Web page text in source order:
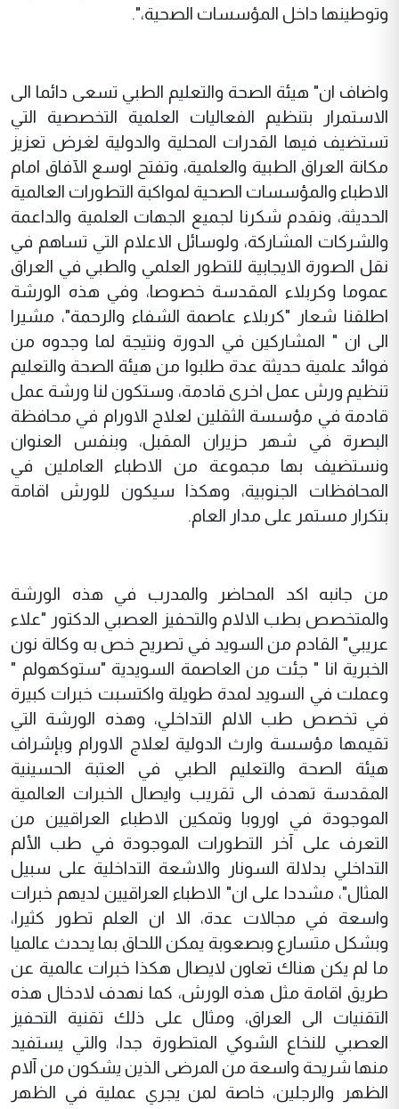
وتوطينها داخل المؤسسات الصحية،".
واضاف ان" هيئة الصحة والتعليم الطبي تسعى دائما الى
الاستمرار بتنظيم الفعاليات العلمية التخصصية التي
تستضيف فيها القدرات المحلية والدولية لغرض تعزيز
مكانة العراق الطبية والعلمية، وتفتح اوسع الآفاق امام
الاطباء والمؤسسات الصحية لمواكبة التطورات العالمية
الحديثة، ونقدم شكرنا لجميع الجهات العلمية والداعمة
والشركات المشاركة، ولوسائل الاعلام التي تساهم في
نقل الصورة الايجابية للتطور العلمي والطبي في العراق
عموما وكربلاء المقدسة خصوصا، وفي هذه الورشة
اطلقنا شعار "كربلاء عاصمة الشفاء والرحمة"، مشيرا
الى ان " المشاركين في الدورة ونتيجة لما وجدوه من
فوائد علمية حديثة عدة طلبوا من هيئة الصحة والتعليم
تنظيم ورش عمل اخرى قادمة، وستكون لنا ورشة عمل
قادمة في مؤسسة الثقلين لعلاج الاورام في محافظة
البصرة في شهر حزيران المقبل، وبنفس العنوان
ونستضيف بها مجموعة من الاطباء العاملين في
المحافظات الجنوبية، وهكذا سيكون للورش اقامة
بتكرار مستمر على مدار العام.
من جانبه اكد المحاضر والمدرب في هذه الورشة
والمتخصص بطب الالام والتحفيز العصبي الدكتور "علاء
عريبي" القادم من السويد في تصريح خص به وكالة نون
الخبرية انا " جئت من العاصمة السويدية "ستوكهولم "
وعملت في السويد لمدة طويلة واكتسبت خبرات كبيرة
في تخصص طب الالم التداخلي، وهذه الورشة التي
تقيمها مؤسسة وارث الدولية لعلاج الاورام وبإشراف
هيئة الصحة والتعليم الطبي في العتبة الحسينية
المقدسة تهدف الى تقريب وايصال الخبرات العالمية
الموجودة في اوروبا وتمكين الاطباء العراقيين من
التعرف على آخر التطورات الموجودة في طب الألم
التداخلي بدلالة السونار والاشعة التداخلية على سبيل
المثال"، مشددا على ان" الاطباء العراقيين لديهم خبرات
واسعة في مجالات عدة، الا ان العلم تطور كثيرا،
وبشكل متسارع وبصعوبة يمكن اللحاق بما يحدث عالميا
ما لم يكن هناك تعاون لايصال هكذا خبرات عالمية عن
طريق اقامة مثل هذه الورش، كما نهدف لادخال هذه
التقنيات الى العراق، ومثال على ذلك تقنية التحفيز
العصبي للنخاع الشوكي المتطورة جدا، والتي يستفيد
منها شريحة واسعة من المرضى الذين يشكون من آلام
الظهر والرجلين، خاصة لمن يجري عملية في الظهر